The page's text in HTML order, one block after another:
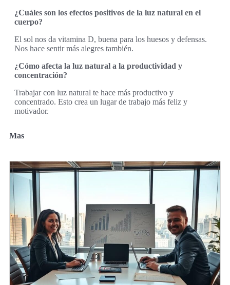
¿Cuáles son los efectos positivos de la luz natural en el
cuerpo?
El sol nos da vitamina D, buena para los huesos y defensas.
Nos hace sentir más alegres también.
¿Cómo afecta la luz natural a la productividad y
concentración?
Trabajar con luz natural te hace más productivo y
concentrado. Esto crea un lugar de trabajo más feliz y
motivador.
Mas